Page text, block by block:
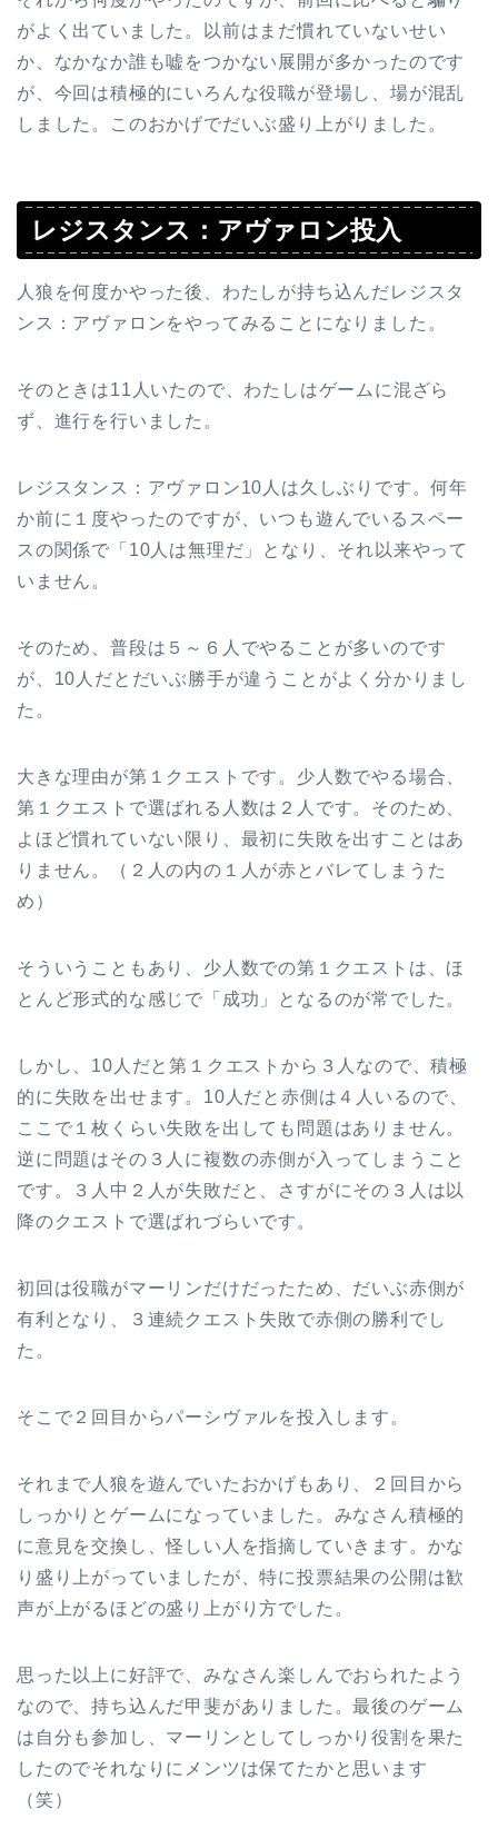
がよく出ていました。以前はまだ慣れていないせい
か、なかなか誰も嘘をつかない展開が多かったのです
が、今回は積極的にいろんな役職が登場し、場が混乱
しました。このおかげでだいぶ盛り上がりました。
レジスタンス：アヴァロン投入
人狼を何度かやった後、わたしが持ち込んだレジスタ
ンス：アヴァロンをやってみることになりました。
そのときは11人いたので、わたしはゲームに混ざら
ず、進行を行いました。
レジスタンス：アヴァロン10人は久しぶりです。何年
か前に１度やったのですが、いつも遊んでいるスペー
スの関係で「10人は無理だ」となり、それ以来やって
いません。
そのため、普段は５～６人でやることが多いのです
が、10人だとだいぶ勝手が違うことがよく分かりまし
た。
大きな理由が第１クエストです。少人数でやる場合、
第１クエストで選ばれる人数は２人です。そのため、
よほど慣れていない限り、最初に失敗を出すことはあ
りません。（２人の内の１人が赤とバレてしまうた
め）
そういうこともあり、少人数での第１クエストは、ほ
とんど形式的な感じで「成功」となるのが常でした。
しかし、10人だと第１クエストから３人なので、積極
的に失敗を出せます。10人だと赤側は４人いるので、
ここで１枚くらい失敗を出しても問題はありません。
逆に問題はその３人に複数の赤側が入ってしまうこと
です。３人中２人が失敗だと、さすがにその３人は以
降のクエストで選ばれづらいです。
初回は役職がマーリンだけだったため、だいぶ赤側が
有利となり、３連続クエスト失敗で赤側の勝利でし
た。
そこで２回目からパーシヴァルを投入します。
それまで人狼を遊んでいたおかげもあり、２回目から
しっかりとゲームになっていました。みなさん積極的
に意見を交換し、怪しい人を指摘していきます。かな
り盛り上がっていましたが、特に投票結果の公開は歓
声が上がるほどの盛り上がり方でした。
思った以上に好評で、みなさん楽しんでおられたよう
なので、持ち込んだ甲斐がありました。最後のゲーム
は自分も参加し、マーリンとしてしっかり役割を果た
したのでそれなりにメンツは保てたかと思います
（笑）